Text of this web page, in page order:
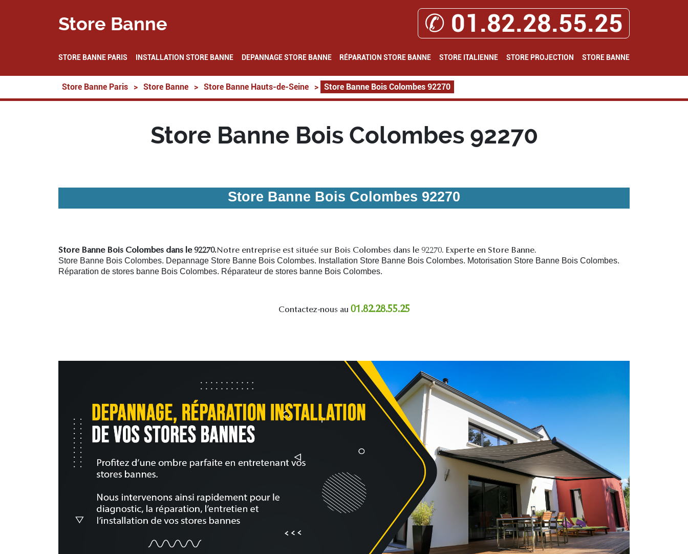
Store Banne ✆ 01.82.28.55.25
STORE BANNE PARIS INSTALLATION STORE BANNE DEPANNAGE STORE BANNE RÉPARATION STORE BANNE STORE ITALIENNE STORE PROJECTION STORE BANNE
Store Banne Paris > Store Banne > Store Banne Hauts-de-Seine > Store Banne Bois Colombes 92270
Store Banne Bois Colombes 92270
Store Banne Bois Colombes 92270
Store Banne Bois Colombes dans le 92270.Notre entreprise est située sur Bois Colombes dans le 92270. Experte en Store Banne.
Store Banne Bois Colombes. Depannage Store Banne Bois Colombes. Installation Store Banne Bois Colombes. Motorisation Store Banne Bois Colombes.
Réparation de stores banne Bois Colombes. Réparateur de stores banne Bois Colombes.
Contactez-nous au 01.82.28.55.25